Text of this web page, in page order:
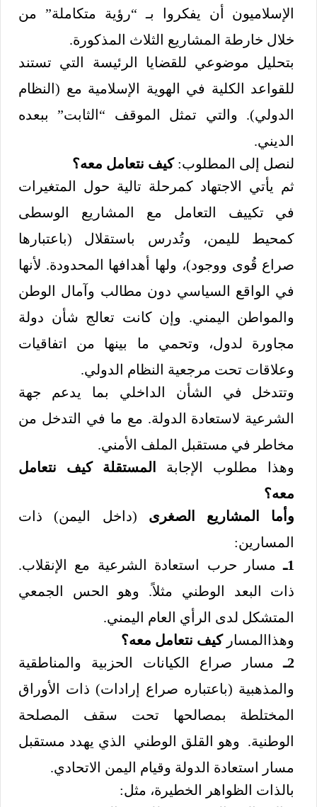
الإسلاميون أن يفكروا بـ “رؤية متكاملة” من
خلال خارطة المشاريع الثلاث المذكورة.
بتحليل موضوعي للقضايا الرئيسة التي تستند
للقواعد الكلية في الهوية الإسلامية مع (النظام
الدولي). والتي تمثل الموقف “الثابت” ببعده
الديني.
لنصل إلى المطلوب:كيف نتعامل معه؟
ثم يأتي الاجتهاد كمرحلة تالية حول المتغيرات
في تكييف التعامل مع المشاريع الوسطى
كمحيط لليمن، وتُدرس باستقلال (باعتبارها
صراع قُوى ووجود)، ولها أهدافها المحدودة. لأنها
في الواقع السياسي دون مطالب وآمال الوطن
والمواطن اليمني. وإن كانت تعالج شأن دولة
مجاورة لدول، وتحمي ما بينها من اتفاقيات
وعلاقات تحت مرجعية النظام الدولي.
وتتدخل في الشأن الداخلي بما يدعم جهة
الشرعية لاستعادة الدولة. مع ما في التدخل من
مخاطر في مستقبل الملف الأمني.
وهذا مطلوب الإجابة
المستقلة كيف نتعامل
معه؟
وأما المشاريع الصغرى (داخل اليمن) ذات
المسارين:
1ـ مسار حرب استعادة الشرعية مع الإنقلاب.
ذات البعد الوطني مثلاً. وهو الحس الجمعي
المتشكل لدى الرأي العام اليمني.
وهذاالمساركيف نتعامل معه؟
2ـ مسار صراع الكيانات الحزبية والمناطقية
والمذهبية (باعتباره صراع إرادات) ذات الأوراق
المختلطة بمصالحها تحت سقف المصلحة
الوطنية. وهو القلق الوطني الذي يهدد مستقبل
مسار استعادة الدولة وقيام اليمن الاتحادي.
بالذات الظواهر الخطيرة، مثل: